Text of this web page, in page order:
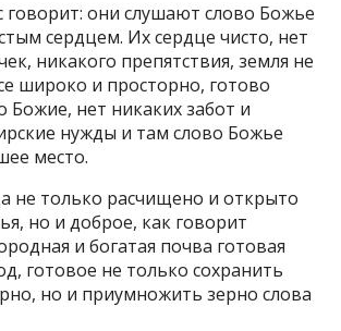
говорит: они слушают слово Божье
сердцем. Их сердце чисто, нет
никакого препятствия, земля не
широко и просторно, готово
Божие, нет никаких забот и
нужды и там слово Божье
место.
не только расчищено и открыто
но и доброе, как говорит
и богатая почва готовая
готовое не только сохранить
но и приумножить зерно слова